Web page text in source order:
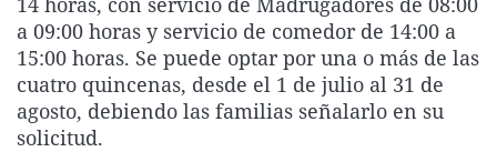
La rosa de los vientos
Gente viajera
Como el perro y el
Caso
Retornados
Equipo de
Extremadura
Galicia
La Rioja
Virales
Televisión
Elecciones
a 09:00 horas y servicio de comedor de 14:00 a
15:00 horas. Se puede optar por una o más de las
cuatro quincenas, desde el 1 de julio al 31 de
agosto, debiendo las familias señalarlo en su
solicitud.